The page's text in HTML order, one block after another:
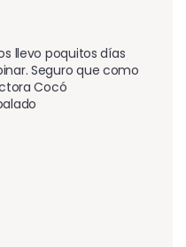
llevo poquitos días
Seguro que como
Cocó